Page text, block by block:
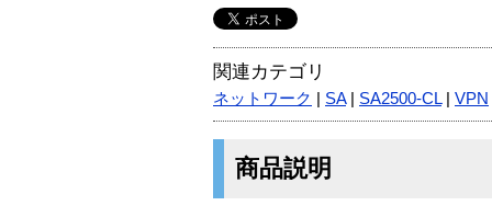
関連カテゴリ
ネットワーク SA| SA2500-CL| VPN
商品説明